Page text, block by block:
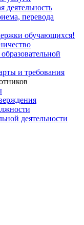
деятельность
перевода
обучающихся!
и требования
деятельности